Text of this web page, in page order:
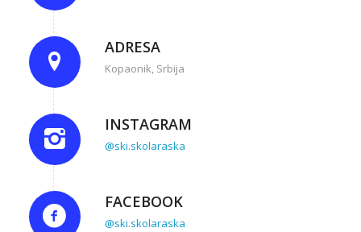
ADRESA
Kopaonik, Srbija
INSTAGRAM
@ski.skolaraska
FACEBOOK
@ski.skolaraska